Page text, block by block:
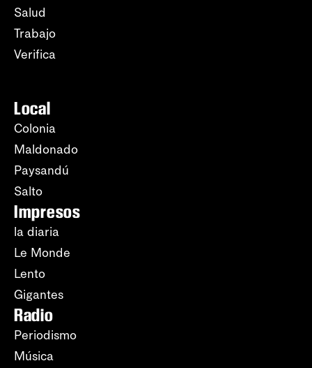
Salud
Trabajo
Verifica
Local
Colonia
Maldonado
Paysandú
Salto
Impresos
la diaria
Le Monde
Lento
Gigantes
Radio
Periodismo
Música